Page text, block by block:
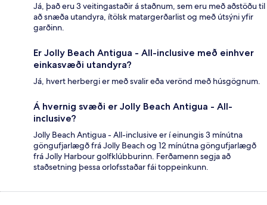
Já, það eru 3 veitingastaðir á staðnum, sem eru með aðstöðu til
að snæða utandyra, ítölsk matargerðarlist og með útsýni yfir
garðinn.
Er Jolly Beach Antigua - All-inclusive með einhver
einkasvæði utandyra?
Já, hvert herbergi er með svalir eða verönd með húsgögnum.
Á hvernig svæði er Jolly Beach Antigua - All-
inclusive?
Jolly Beach Antigua - All-inclusive er í einungis 3 mínútna
göngufjarlægð frá Jolly Beach og 12 mínútna göngufjarlægð
frá Jolly Harbour golfklúbburinn. Ferðamenn segja að
staðsetning þessa orlofsstaðar fái toppeinkunn.